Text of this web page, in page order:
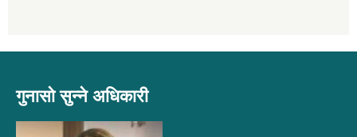
गुनासो सुन्ने अधिकारी